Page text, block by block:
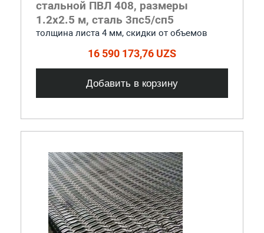
стальной ПВЛ 408, размеры
1.2x2.5 м, сталь 3пс5/сп5
толщина листа 4 мм, cкидки от объемов
16 590 173,76 UZS
Добавить в корзину